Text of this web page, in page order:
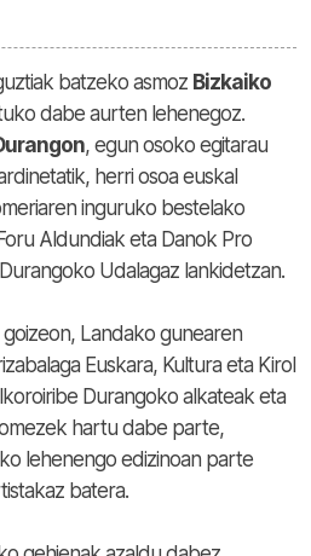
batzeko asmoz Bizkaiko
dabe aurten lehenegoz.
, egun osoko egitarau
herri osoa euskal
inguruko bestelako
Aldundiak eta Danok Pro
Udalagaz lankidetzan.
Landako gunearen
Euskara, Kultura eta Kirol
Durangoko alkateak eta
hartu dabe parte,
lehenengo edizinoan parte
batera.